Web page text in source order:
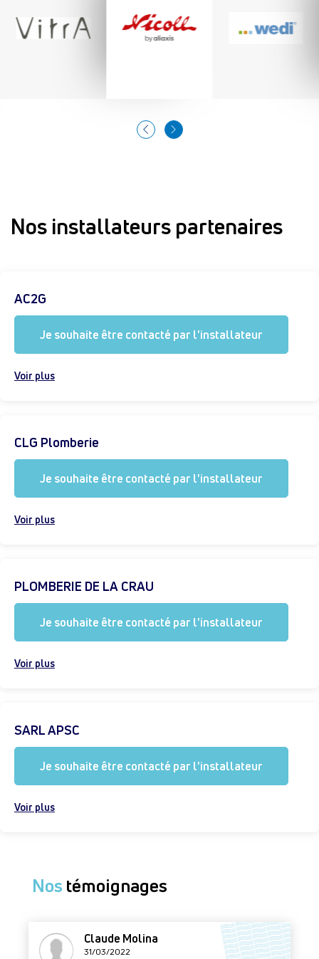
Nos installateurs partenaires
AC2G
Je souhaite être contacté par l'installateur
Voir plus
CLG Plomberie
Je souhaite être contacté par l'installateur
Voir plus
PLOMBERIE DE LA CRAU
Je souhaite être contacté par l'installateur
Voir plus
SARL APSC
Je souhaite être contacté par l'installateur
Voir plus
Nos témoignages
Claude Molina
31/03/2022